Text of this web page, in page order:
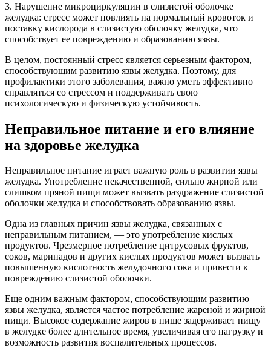
3. Нарушение микроциркуляции в слизистой оболочке
желудка: стресс может повлиять на нормальный кровоток и
поставку кислорода в слизистую оболочку желудка, что
способствует ее повреждению и образованию язвы.
В целом, постоянный стресс является серьезным фактором,
способствующим развитию язвы желудка. Поэтому, для
профилактики этого заболевания, важно уметь эффективно
справляться со стрессом и поддерживать свою
психологическую и физическую устойчивость.
Неправильное питание и его влияние
на здоровье желудка
Неправильное питание играет важную роль в развитии язвы
желудка. Употребление некачественной, сильно жирной или
слишком пряной пищи может вызвать раздражение слизистой
оболочки желудка и способствовать образованию язвы.
Одна из главных причин язвы желудка, связанных с
неправильным питанием, — это употребление кислых
продуктов. Чрезмерное потребление цитрусовых фруктов,
соков, маринадов и других кислых продуктов может вызвать
повышенную кислотность желудочного сока и привести к
повреждению слизистой оболочки.
Еще одним важным фактором, способствующим развитию
язвы желудка, является частое потребление жареной и жирной
пищи. Высокое содержание жиров в пище задерживает пищу
в желудке более длительное время, увеличивая его нагрузку и
возможность развития воспалительных процессов.